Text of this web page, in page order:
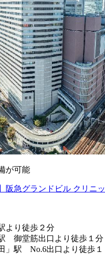
が可能
阪急グランドビル クリニッ
より徒歩２分
御堂筋出口より徒歩１分
」駅 No.6出口より徒歩１